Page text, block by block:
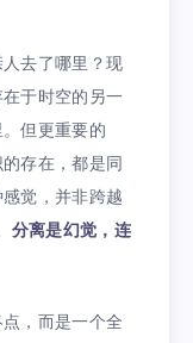
去了哪里？现
于时空的另一
但更重要的
存在，都是同
觉，并非跨越
分离是幻觉，连
，而是一个全